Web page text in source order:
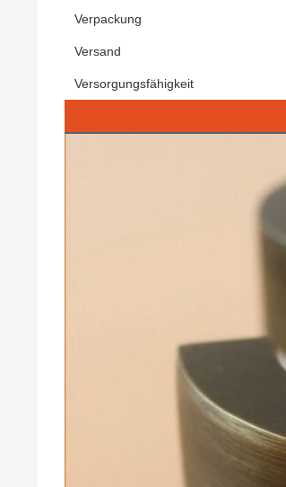
Verpackung
Versand
Versorgungsfähigkeit